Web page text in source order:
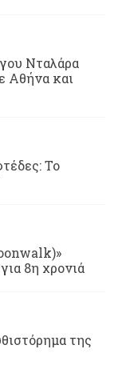
Νταλάρα
Αθήνα και
Το
8η χρονιά
της